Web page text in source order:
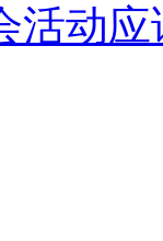
活动